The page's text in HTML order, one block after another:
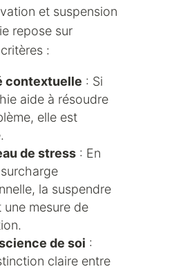
et suspension
repose sur
:
contextuelle : Si
aide à résoudre
elle est
de stress: En
la suspendre
une mesure de
de soi :
claire entre